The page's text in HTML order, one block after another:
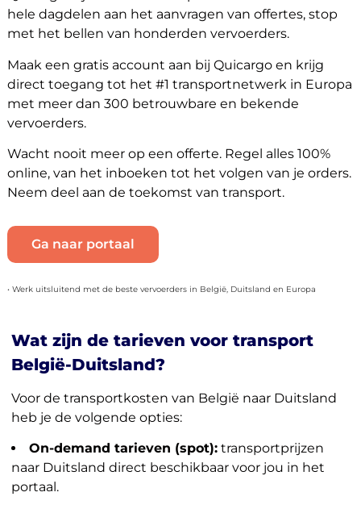
hele dagdelen aan het aanvragen van offertes, stop
met het bellen van honderden vervoerders.
Maak een gratis account aan bij Quicargo en krijg
direct toegang tot het #1 transportnetwerk in Europa
met meer dan 300 betrouwbare en bekende
vervoerders.
Wacht nooit meer op een offerte. Regel alles 100%
online, van het inboeken tot het volgen van je orders.
Neem deel aan de toekomst van transport.
Ga naar portaal
• Werk uitsluitend met de beste vervoerders in België, Duitsland en Europa
Wat zijn de tarieven voor transport
België-Duitsland?
Voor de transportkosten van België naar Duitsland
heb je de volgende opties:
On-demand tarieven (spot):transportprijzen
naar Duitsland direct beschikbaar voor jou in het
portaal.